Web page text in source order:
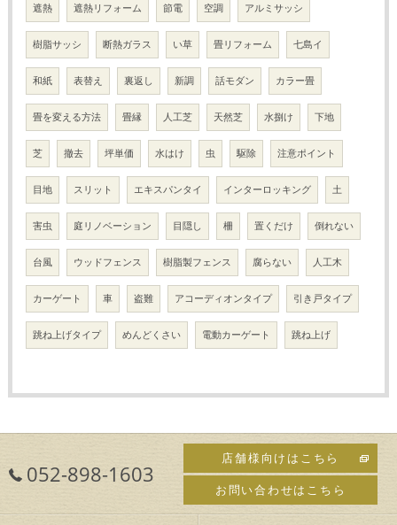
遮熱 遮熱リフォーム 節電 空調 アルミサッシ
樹脂サッシ 断熱ガラス い草 畳リフォーム 七島イ
和紙 表替え 裏返し 新調 話モダン カラー畳
畳を変える方法 畳縁 人工芝 天然芝 水捌け 下地
芝 撤去 坪単価 水はけ 虫 駆除 注意ポイント
目地 スリット エキスパンタイ インターロッキング 土
害虫 庭リノベーション 目隠し 柵 置くだけ 倒れない
台風 ウッドフェンス 樹脂製フェンス 腐らない 人工木
カーゲート 車 盗難 アコーディオンタイプ 引き戸タイプ
跳ね上げタイプ めんどくさい 電動カーゲート 跳ね上げ
052-898-1603
店舗様向けはこちら
お問い合わせはこちら